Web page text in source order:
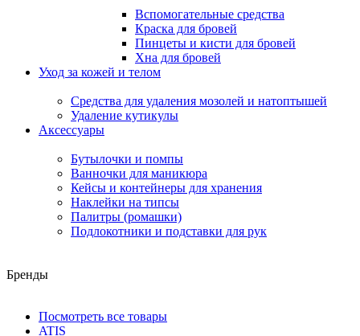
Вспомогательные средства
Краска для бровей
Пинцеты и кисти для бровей
Хна для бровей
Уход за кожей и телом
Средства для удаления мозолей и натоптышей
Удаление кутикулы
Аксессуары
Бутылочки и помпы
Ванночки для маникюра
Кейсы и контейнеры для хранения
Наклейки на типсы
Палитры (ромашки)
Подлокотники и подставки для рук
Бренды
Посмотреть все товары
ATIS